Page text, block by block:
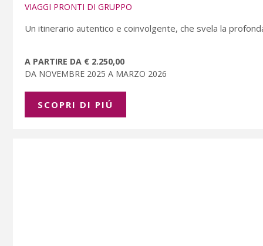
VIAGGI PRONTI DI GRUPPO
Un itinerario autentico e coinvolgente, che svela la
A PARTIRE DA € 2.250,00
DA NOVEMBRE 2025 A MARZO 2026
SCOPRI DI PIÚ